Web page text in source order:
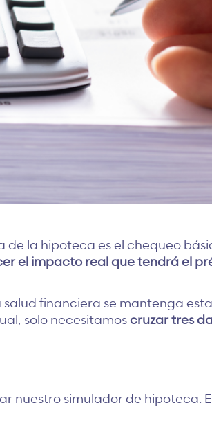
de la hipoteca es el chequeo
el impacto real que tendrá el
financiera se mantenga
solo necesitamoscruzar tres
nuestro simulador de hipoteca.